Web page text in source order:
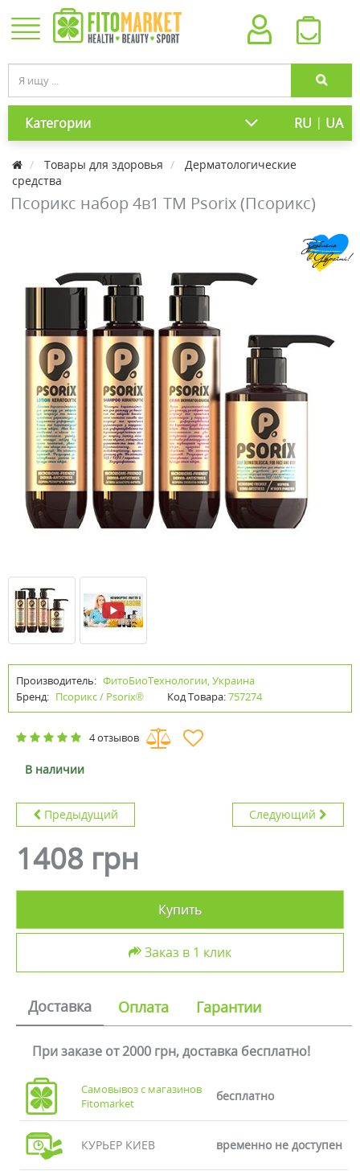
Категории RU | UA
Товары для здоровья
Дерматологические
средства
Псорикс набор 4в1 ТМ Psorix (Псорикс)
Производитель: ФитоБиоТехнологии, Украина
Бренд: Псорикс / Psorix® Код Товара:757274
4 отзывов
В наличии
Предыдущий Следующий
1408 грн
Купить
Заказ в 1 клик
Доставка Оплата Гарантии
При заказе от 2000 грн, доставка бесплатно!
Самовывоз с магазинов
Fitomarket
бесплатно
КУРЬЕР КИЕВ временно не доступен